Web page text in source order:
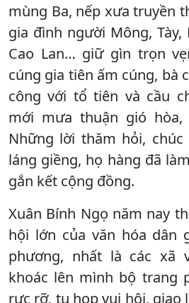
mùng Ba, nếp xưa truyền
gia đình người Mông, Tày,
Cao Lan… giữ gìn trọn
cúng gia tiên ấm cúng, bà
công với tổ tiên và cầu
mới mưa thuận gió
Những lời thăm hỏi, chúc
láng giềng, họ hàng đã
gắn kết cộng đồng.
Xuân Bính Ngọ năm nay
hội lớn của văn hóa dân
phương, nhất là các xã
khoác lên mình bộ trang
rực rỡ, tụ họp vui hội, giao